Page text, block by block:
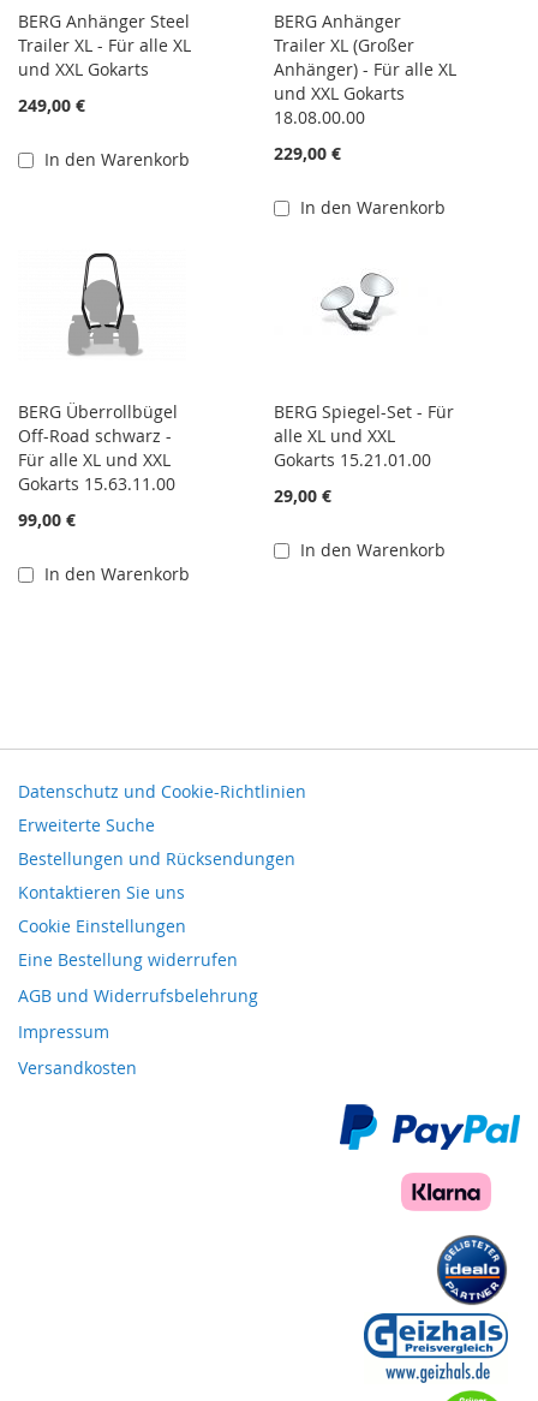
BERG Anhänger Steel
Trailer XL - Für alle XL
und XXL Gokarts
249,00 €
In den Warenkorb
BERG Anhänger
Trailer XL (Großer
Anhänger) - Für alle XL
und XXL Gokarts
18.08.00.00
229,00 €
In den Warenkorb
BERG Überrollbügel
Off-Road schwarz -
Für alle XL und XXL
Gokarts 15.63.11.00
99,00 €
In den Warenkorb
BERG Spiegel-Set - Für
alle XL und XXL
Gokarts 15.21.01.00
29,00 €
In den Warenkorb
Datenschutz und Cookie-Richtlinien
Erweiterte Suche
Bestellungen und Rücksendungen
Kontaktieren Sie uns
Cookie Einstellungen
Eine Bestellung widerrufen
AGB und Widerrufsbelehrung
Impressum
Versandkosten